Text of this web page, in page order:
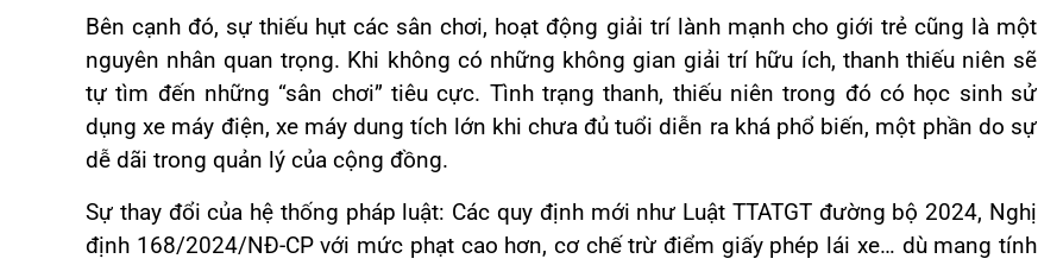
Bên cạnh đó, sự thiếu hụt các sân chơi, hoạt động giải trí lành mạnh cho giới trẻ cũng là một
nguyên nhân quan trọng. Khi không có những không gian giải trí hữu ích, thanh thiếu niên sẽ
tự tìm đến những “sân chơi” tiêu cực. Tình trạng thanh, thiếu niên trong đó có học sinh sử
dụng xe máy điện, xe máy dung tích lớn khi chưa đủ tuổi diễn ra khá phổ biến, một phần do sự
dễ dãi trong quản lý của cộng đồng.
Sự thay đổi của hệ thống pháp luật: Các quy định mới như Luật TTATGT đường bộ 2024, Nghị
định 168/2024/NĐ-CP với mức phạt cao hơn, cơ chế trừ điểm giấy phép lái xe… dù mang tính